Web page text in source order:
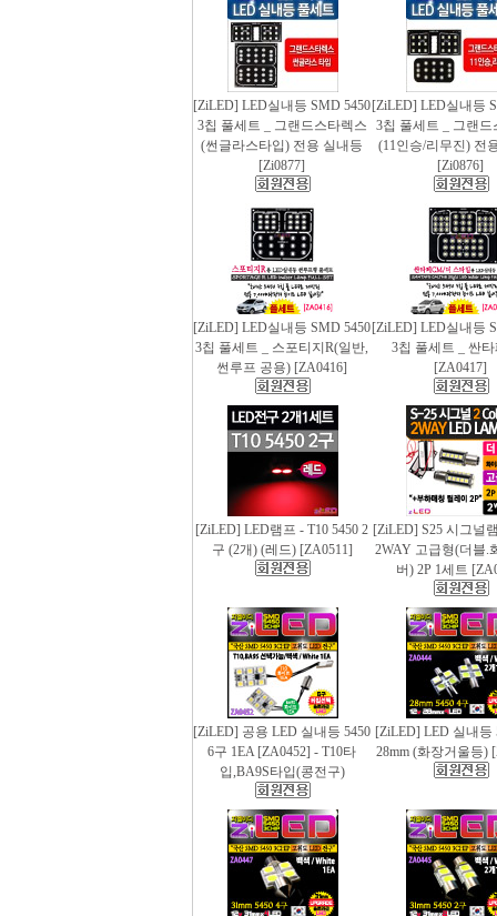
[ZiLED] LED실내등 SMD 5450
3칩 풀세트 _ 그랜드스타렉스
(썬글라스타입) 전용 실내등
[Zi0877]
[ZiLED] LED실내등
3칩 풀세트 _ 그랜드
(11인승/리무진) 전
[Zi0876]
[ZiLED] LED실내등 SMD 5450
3칩 풀세트 _ 스포티지R(일반,
썬루프 공용) [ZA0416]
[ZiLED] LED실내등
3칩 풀세트 _ 싼
[ZA0417]
[ZiLED] LED램프 - T10 5450 2
구 (2개) (레드) [ZA0511]
[ZiLED] S25 시그널
2WAY 고급형(더블.
버) 2P 1세트
[ZiLED] 공용 LED 실내등 5450
6구 1EA [ZA0452] - T10타
입,BA9S타입(콩전구)
[ZiLED] LED 실내등
28mm (화장거울등)